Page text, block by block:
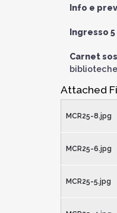
Info e
Ingresso
Carnet
Attached
MCR25-8.jpg
MCR25-6.jpg
MCR25-5.jpg